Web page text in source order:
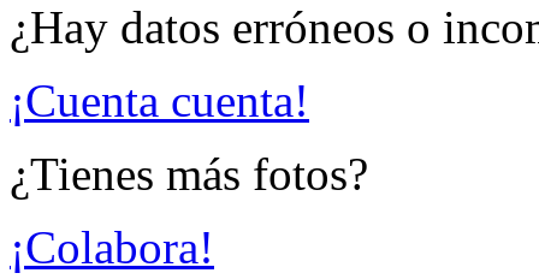
¿Hay datos erróneos o
¡Cuenta cuenta!
¿Tienes más fotos?
¡Colabora!